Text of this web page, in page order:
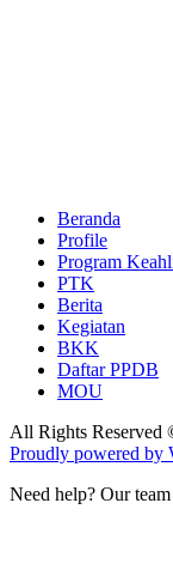
Beranda
Profile
Program
PTK
Berita
Kegiatan
BKK
Daftar PPDB
MOU
All Rights
Proudly powered by
Need help? Our